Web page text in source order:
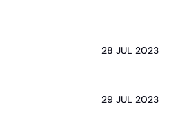
28 JUL 2023
29 JUL 2023